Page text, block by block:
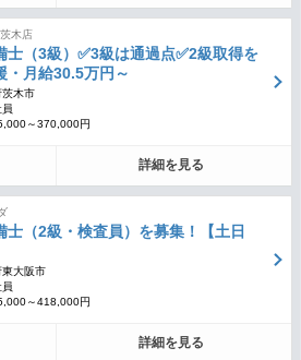
木店
士（3級）✅3級は通過点✅2級取得を
・月給30.5万円～
茨木市
～370,000円
詳細を見る
士（2級・検査員）を募集！【土日
東大阪市
～418,000円
詳細を見る